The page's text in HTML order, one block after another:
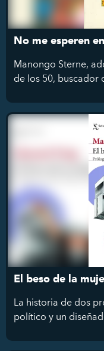
No me esperen
Manongo Sterne,
de los 50, buscador
El beso de la
La historia de dos
político y un